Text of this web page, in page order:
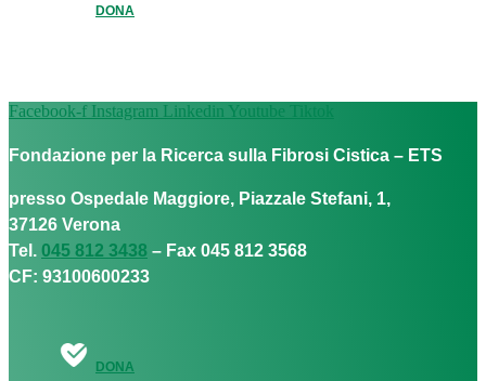
DONA
Facebook-f Instagram Linkedin Youtube Tiktok
Fondazione per la Ricerca sulla Fibrosi Cistica – ETS
presso Ospedale Maggiore, Piazzale Stefani, 1,
37126 Verona
Tel. 045 812 3438 – Fax 045 812 3568
CF: 93100600233
DONA